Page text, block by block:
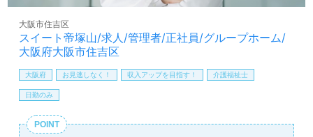
スイート帝塚山/求人/管理者/正社員/グループホーム/
大阪府大阪市住吉区
大阪市住吉区
大阪府 お見逃しなく！ 収入アップを目指す！ 介護福祉士
日勤のみ
POINT